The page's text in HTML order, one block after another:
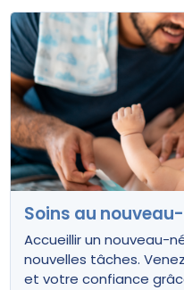
Soins au
Accueillir un nouveau-
nouvelles tâches.
et votre confiance